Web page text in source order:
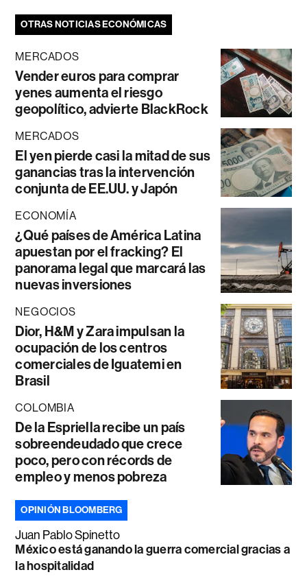
OTRAS NOTICIAS ECONÓMICAS
MERCADOS
Vender euros para comprar
yenes aumenta el riesgo
geopolítico, advierte BlackRock
MERCADOS
El yen pierde casi la mitad de sus
ganancias tras la intervención
conjunta de EE.UU. y Japón
ECONOMÍA
¿Qué países de América Latina
apuestan por el fracking? El
panorama legal que marcará las
nuevas inversiones
NEGOCIOS
Dior, H&M y Zara impulsan la
ocupación de los centros
comerciales de Iguatemi en
Brasil
COLOMBIA
De la Espriella recibe un país
sobreendeudado que crece
poco, pero con récords de
empleo y menos pobreza
OPINIÓN BLOOMBERG
Juan Pablo Spinetto
México está ganando la guerra comercial gracias a
la hospitalidad